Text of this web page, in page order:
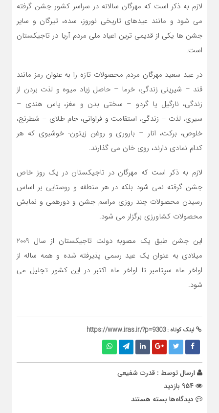
لازم به ذکر است که مهرگان سالانه در سراسر کشور جشن گرفته
می شود و مانند عیدهای تاریخی نوروز، سده، تیرگان و سایر
جشن ها یکی از قدیمی ترین اعیاد ملی مردم آریا در تاجیکستان
است.
در عید سعید مهرگان مردم محصولات تازه را به عنوان رمز مانند
قند – شیرینی زندگی، خرما – حاصل زیاد میوه و لذت بردن از
زندگی، نارگیل یا گردو – سختی بدن و مغز، یاس هندی –
سیری، لذت – زندگی، استقامت و فراوانی، جام طلای – شطرنج،
خلوص، برکت، انار – باروری و روغن زیتون- خوشبوی که هر
کدام نمادی دارند، روی خان می گذارند.
لازم به ذکر است که مهرگان در تاجیکستان در یک روز خاص
جشن گرفته نمی شود بلکه در هر منطقه و روستایی بر اساس
رسیدن محصولات چند روزی مراسم جشن و دورهمی و نمابش
محصولات کشاورزی برگزار می شود.
این جشن طبق یک مصوبه دولت تاجیکستان از سال ۲۰۰۹
میلادی به عنوان یک عید رسمی پذیرفته شده و همه ساله از
اواخر ماه سپتامبر تا اواخر ماه اکتبر در این کشور تجلیل می
شود.
لینک کوتاه :https://www.iras.ir/?p=9303
ارسال توسط : قدرت شفیعی
دیدگاه‌ها برای
بسته هستند